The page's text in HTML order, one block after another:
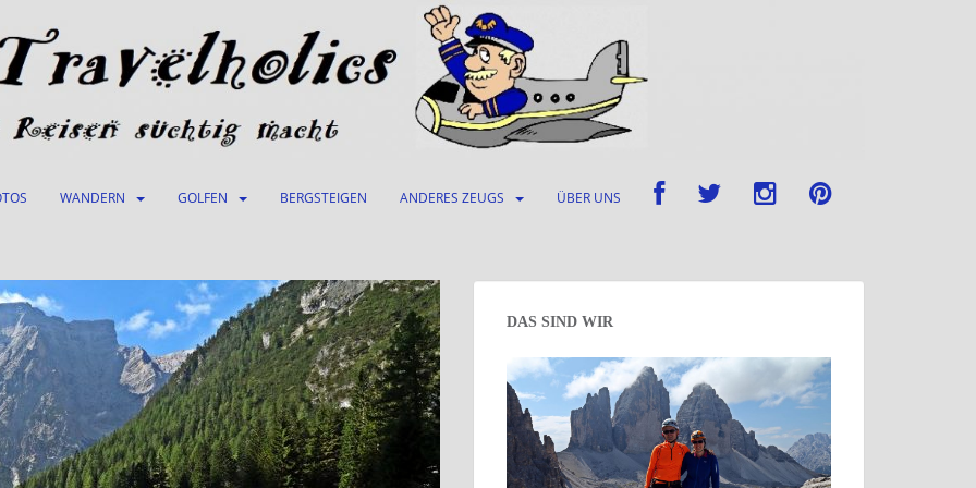
WANDERN GOLFEN BERGSTEIGEN ANDERES ZEUGS ÜBER UNS
DAS SIND WIR